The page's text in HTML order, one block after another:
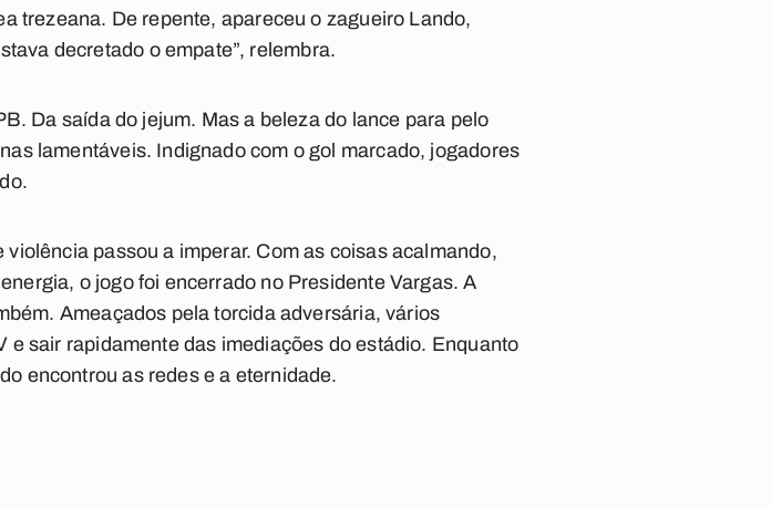
trezeana. De repente, apareceu o zagueiro Lando,
decretado o empate”, relembra.
Da saída do jejum. Mas a beleza do lance para pelo
lamentáveis. Indignado com o gol marcado, jogadores
passou a imperar. Com as coisas acalmando,
o jogo foi encerrado no Presidente Vargas. A
Ameaçados pela torcida adversária, vários
e sair rapidamente das imediações do estádio. Enquanto
encontrou as redes e a eternidade.